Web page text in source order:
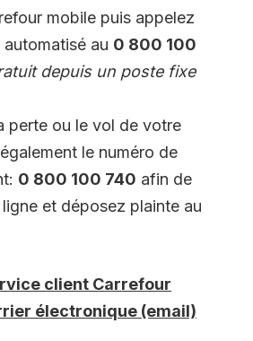
mobile puis appelez
au 0 800 100
depuis un poste fixe
perte ou le vol de votre
le numéro de
0 800 100 740 afin de
et déposez plainte au
client Carrefour
électronique (email)